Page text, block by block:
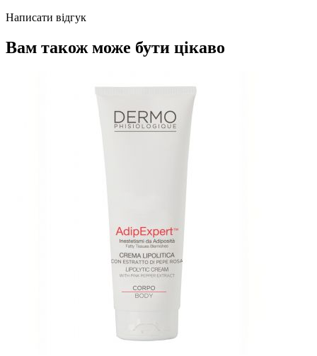
Написати відгук
Вам також може бути цікаво